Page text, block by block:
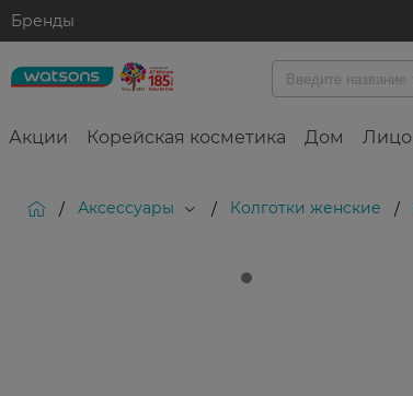
Бренды
Акции Корейская косметика Дом Лицо
/ Аксессуары / Колготки женские /